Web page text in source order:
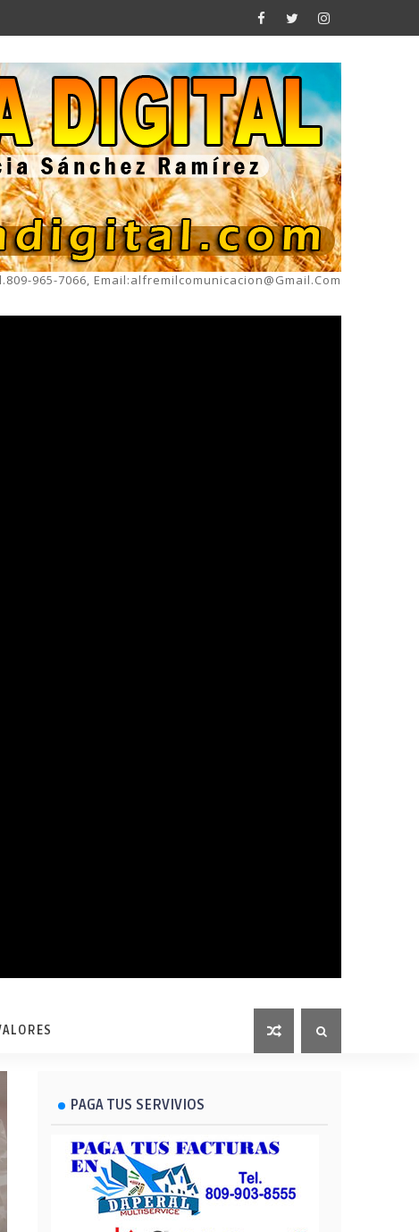
965-7066, Email:alfremilcomunicacion@gmail.com
PAGA TUS SERVIVIOS